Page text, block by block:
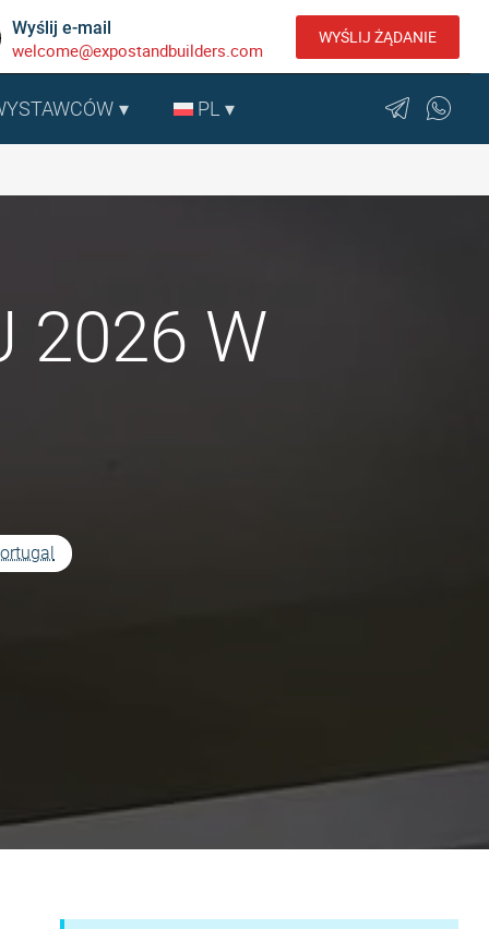
Wyślij e-mail
welcome@expostandbuilders.com
WYŚLIJ ŻĄDANIE
PL
2026 W